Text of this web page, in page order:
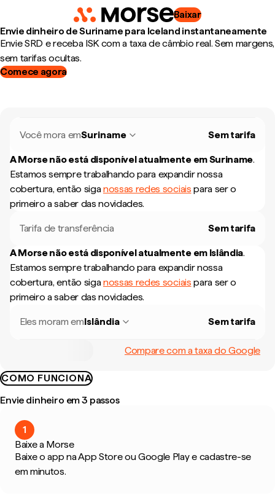
Baixar
Envie dinheiro de Suriname para Iceland instantaneamente
Envie SRD e receba ISK com a taxa de câmbio real. Sem margens,
sem tarifas ocultas.
Comece agora
Você mora emSuriname Sem tarifa
A Morse não está disponível atualmente emSuriname.
Estamos sempre trabalhando para expandir nossa
cobertura, então siganossas redes sociais para ser o
primeiro a saber das novidades.
Tarifa de transferência Sem tarifa
A Morse não está disponível atualmente em Islândia.
Estamos sempre trabalhando para expandir nossa
cobertura, então siganossas redes sociais para ser o
primeiro a saber das novidades.
Eles moram emIslândia Sem tarifa
Compare com a taxa do Google
COMO FUNCIONA
Envie dinheiro em 3 passos
1
Baixe a Morse
Baixe o app na App Store ou Google Play e cadastre-se
em minutos.